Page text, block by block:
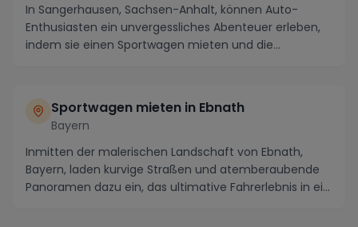
In Sangerhausen, Sachsen-Anhalt, können Auto-
Enthusiasten ein unvergessliches Abenteuer erleben,
indem sie einen Sportwagen mieten und die
Sportwagen mieten in Ebnath
Bayern
Inmitten der malerischen Landschaft von Ebnath,
Bayern, laden kurvige Straßen und atemberaubende
Panoramen dazu ein, das ultimative Fahrerlebnis in ei...